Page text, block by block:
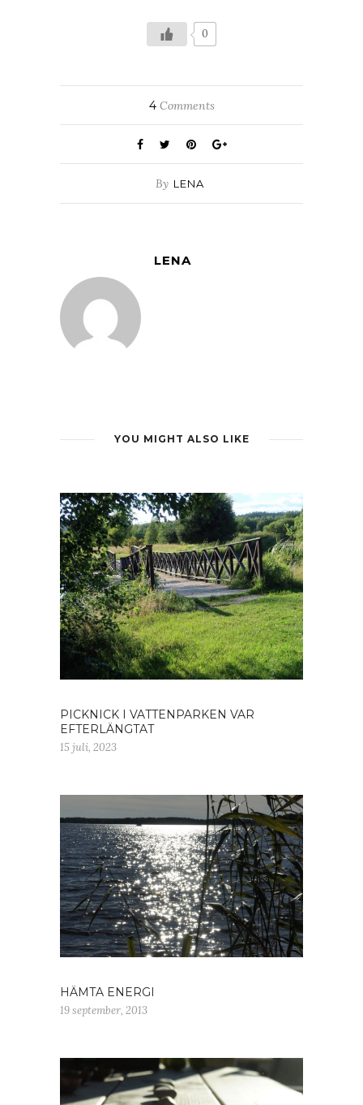
0
4Comments
By LENA
LENA
YOU MIGHT ALSO LIKE
PICKNICK I VATTENPARKEN VAR
EFTERLÄNGTAT
15 juli, 2023
HÄMTA ENERGI
19 september, 2013